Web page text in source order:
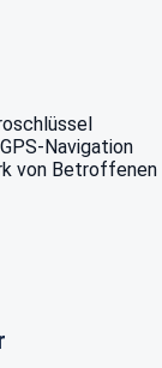
Navigation
von Betroffenen